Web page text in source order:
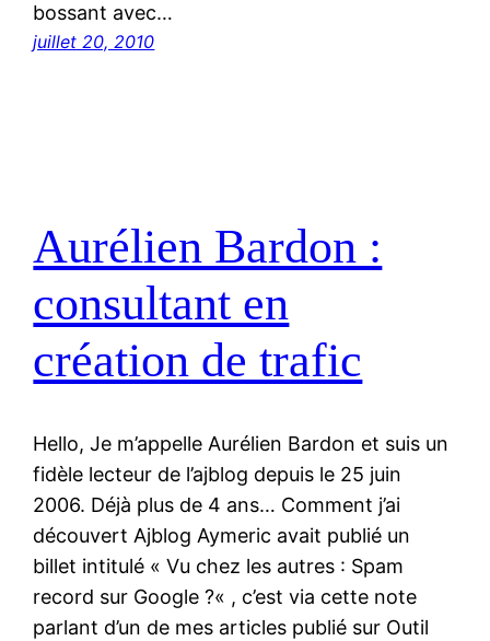
bossant avec…
juillet 20, 2010
Aurélien Bardon :
consultant en
création de trafic
Hello, Je m’appelle Aurélien Bardon et suis un
fidèle lecteur de l’ajblog depuis le 25 juin
2006. Déjà plus de 4 ans… Comment j’ai
découvert Ajblog Aymeric avait publié un
billet intitulé « Vu chez les autres : Spam
record sur Google ?« , c’est via cette note
parlant d’un de mes articles publié sur Outil